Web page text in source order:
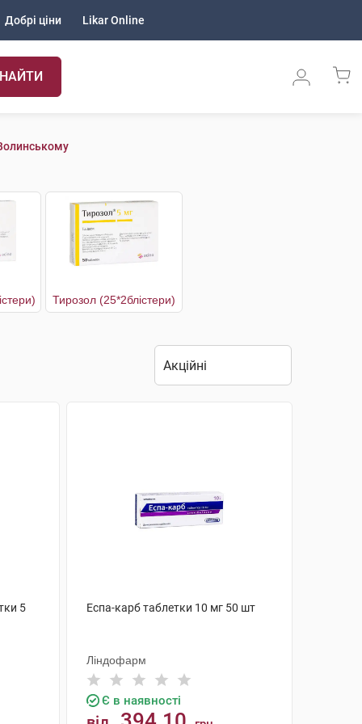
Добрі ціни Likar Online
Тирозол (25*2блістери)
5
Еспа-карб таблетки 10 мг 50 шт
Ліндофарм
Є в наявності